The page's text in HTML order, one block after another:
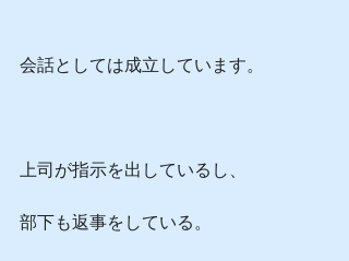
会話としては成立しています。
上司が指示を出しているし、
部下も返事をしている。